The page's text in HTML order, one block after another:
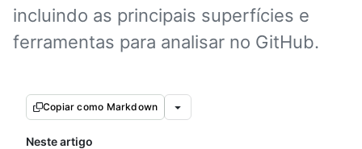
incluindo as principais superfícies e
ferramentas para analisar no GitHub.
Copiar como Markdown
Neste artigo